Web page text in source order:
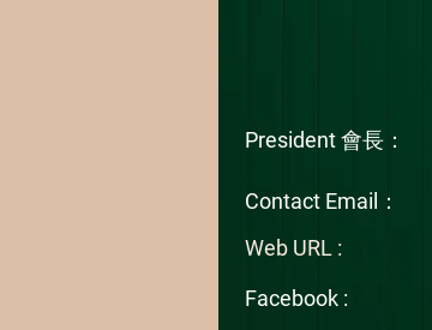
President 會長：
Contact Email：
Web URL :
Facebook :